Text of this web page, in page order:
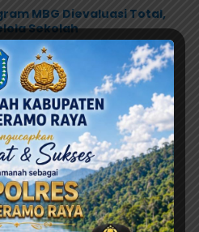
MBG Dievaluasi Total,
Sekolah
Sentani Ke-XV 2026
Event Nasional
Keracunan MBG di
dan Sampel